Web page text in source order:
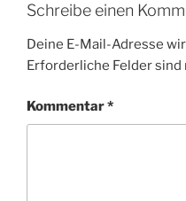
Schreibe einen
Deine E-Mail-Adresse
Erforderliche Felder sind
Kommentar*